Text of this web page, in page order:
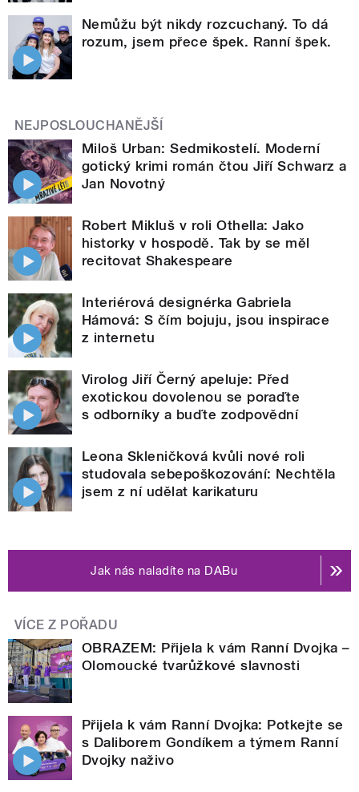
Nemůžu být nikdy rozcuchaný. To dá
rozum, jsem přece špek. Ranní špek.
NEJPOSLOUCHANĚJŠÍ
Miloš Urban: Sedmikostelí. Moderní
gotický krimi román čtou Jiří Schwarz a
Jan Novotný
Robert Mikluš v roli Othella: Jako
historky v hospodě. Tak by se měl
recitovat Shakespeare
Interiérová designérka Gabriela
Hámová: S čím bojuju, jsou inspirace
z internetu
Virolog Jiří Černý apeluje: Před
exotickou dovolenou se poraďte
s odborníky a buďte zodpovědní
Leona Skleničková kvůli nové roli
studovala sebepoškozování: Nechtěla
jsem z ní udělat karikaturu
Jak nás naladíte na DABu
VÍCE Z POŘADU
OBRAZEM: Přijela k vám Ranní Dvojka –
Olomoucké tvarůžkové slavnosti
Přijela k vám Ranní Dvojka: Potkejte se
s Daliborem Gondíkem a týmem Ranní
Dvojky naživo